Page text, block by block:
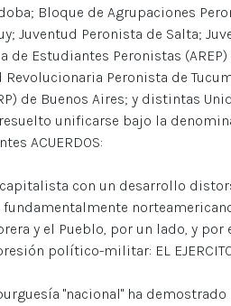
Bloque de Agrupaciones
Juventud Peronista de Salta;
de Estudiantes Peronistas
Revolucionaria Peronista de
de Buenos Aires; y distintas
unificarse bajo la
ACUERDOS:
capitalista con un desarrollo
y el Pueblo, por un lado, y
político-militar: EL
"nacional" ha